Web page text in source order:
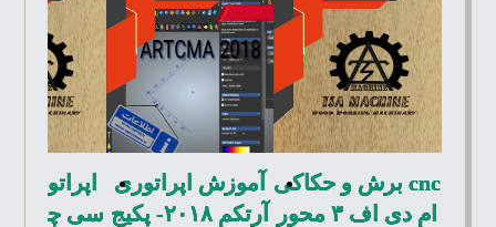
cnc برش و حکاکی
ام دی اف ۳ محور
آموزش اپراتوری
آرتکم ۲۰۱۸- پکیج سی چوب با